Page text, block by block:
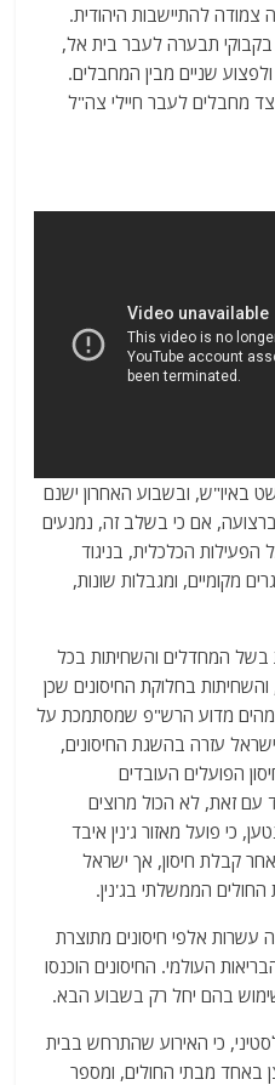
להתיישבות היהודית.
תבערה לעבר בית אל,
שניים מבין המחבלים.
מחבלים לעבר חיילי צה"ל
באיו"ש, ובשבוע האחרון ישנם
אם כי בשלב זה, נמנעים
הכלכלית, בניגוד
מקומיים, ומגבלות שונות,
המחדלים והשחיתות בכל
בחלוקת החיסונים שכן
מדוע הרש"פ שמסתמכת על
עזרה בהשגת החיסונים,
הפועלים העובדים
עם זאת, לא הכול מרוצים
כי פועל מאזור ג'נין איבד
קבלת חיסון, אך ישראל
הממשלתי בג'נין.
עשרות אלפי חיסונים מתוצרת
העולמי. החיסונים הוכנסו
בהם יחל רק בשבוע הבא.
כי האירוע שהתרחש בבית
באחד מבתי החולים, ומספר